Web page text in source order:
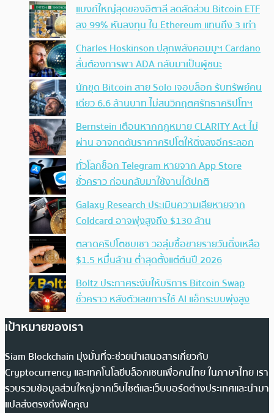
แบงก์ใหญ่สุดของอิตาลี ลดสัดส่วน Bitcoin ETF
ลง 99% หันลงทุน ใน Ethereum แทนถึง 3 เท่า
Charles Hoskinson ปลุกพลังคอมมูฯ Cardano
ลั่นต้องการพา ADA กลับมาเป็นผู้ชนะ
นักขุด Bitcoin สาย Solo เจอบล็อก รับทรัพย์คน
เดียว 6.6 ล้านบาท ไม่สนวิกฤตศรัทธาคริปโทฯ
Bernstein เตือนหากกฎหมาย CLARITY Act ไม่
ผ่าน อาจกดดันราคาคริปโตให้ดิ่งลงอีกระลอก
ทั่วโลกช็อก Telegram หายจาก App Store
ชั่วคราว ก่อนกลับมาใช้งานได้ปกติ
Galaxy Research ประเมินความเสียหายจาก
Coldcard อาจพุ่งสูงถึง $130 ล้าน
ตลาดคริปโตซบเซา วอลุ่มซื้อขายรายวันดิ่งเหลือ
$1.5 หมื่นล้าน ต่ำสุดตั้งแต่ต้นปี 2026
Boltz ประกาศระงับให้บริการ Bitcoin Swap
ชั่วคราว หลังตัวเลขการใช้ AI แฮ็กระบบพุ่งสูง
เป้าหมายของเรา
Siam Blockchain มุ่งมั่นที่จะช่วยนำเสนอสารเกี่ยวกับ
Cryptocurrency และเทคโนโลยีบล็อกเชนเพื่อคนไทย ในภาษาไทย เรา
รวบรวมข้อมูลส่วนใหญ่จากเว็บไซต์และเว็บบอร์ดต่างประเทศและนำมา
แปลส่งตรงถึงฟีดคุณ